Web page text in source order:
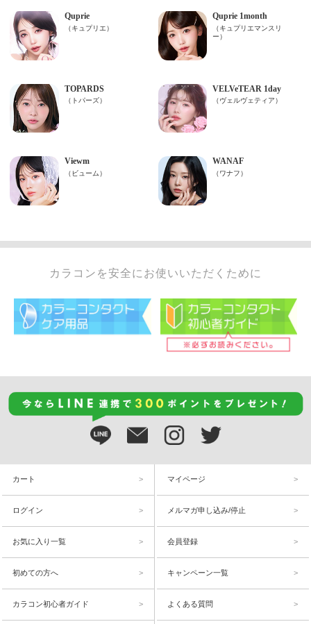
カラコンを安全にお使いいただくために
カート マイページ
ログイン メルマガ申し込み/停止
お気に入り一覧 会員登録
初めての方へ キャンペーン一覧
カラコン初心者ガイド よくある質問